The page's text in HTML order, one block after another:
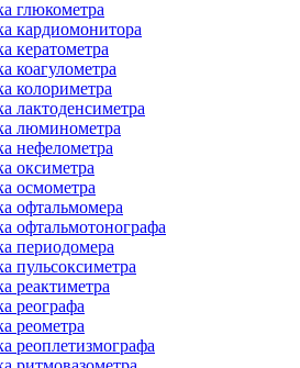
глюкометра
кардиомонитора
кератометра
коагулометра
колориметра
лактоденсиметра
люминометра
нефелометра
оксиметра
осмометра
офтальмомера
офтальмотонографа
периодомера
пульсоксиметра
реактиметра
реографа
реометра
реоплетизмографа